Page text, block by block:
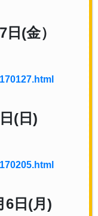
日(金）
日(日)
6日(月)